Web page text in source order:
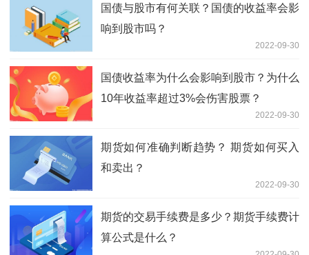
国债与股市有何关联？国债的收益率会影
响到股市吗？
2022-09-30
国债收益率为什么会影响到股市？为什么
10年收益率超过3%会伤害股票？
2022-09-30
期货如何准确判断趋势？ 期货如何买入
和卖出？
2022-09-30
期货的交易手续费是多少？期货手续费计
算公式是什么？